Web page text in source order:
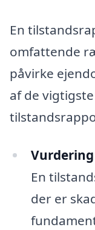
En
omfattende
påvirke
af de
En
der er